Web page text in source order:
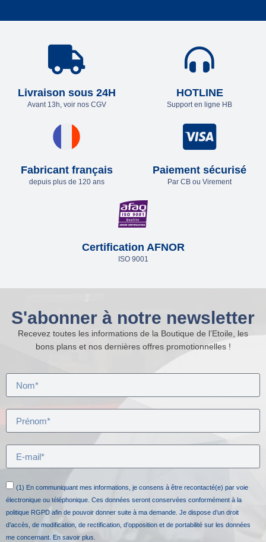
Livraison sous 24H
Avant 13h, voir nos CGV
HOTLINE
Support en ligne HB
Fabricant français
depuis plus de 120 ans
Paiement sécurisé
Par CB ou Virement
Certification AFNOR
ISO 9001
S'abonner à notre newsletter
Recevez toutes les informations de la Boutique de l’Etoile, les
bons plans et nos dernières offres promotionnelles !
(1) En communiquant mes informations, je consens à être recontacté(e) par voie
électronique ou téléphonique. Ces données seront conservées conformément à la
politique RGPD afin de pouvoir donner suite à ma demande. Je dispose d’un droit
d’accès, de modification, de rectification, d’opposition et de portabilité sur les données
me concernant. En savoir plus.